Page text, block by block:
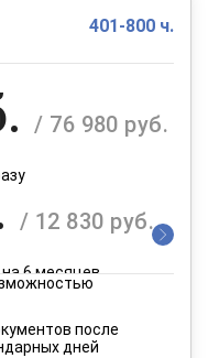
401-800 ч.
/ 76 980 руб.
/ 12 830 руб.
6 месяцев
после
дней